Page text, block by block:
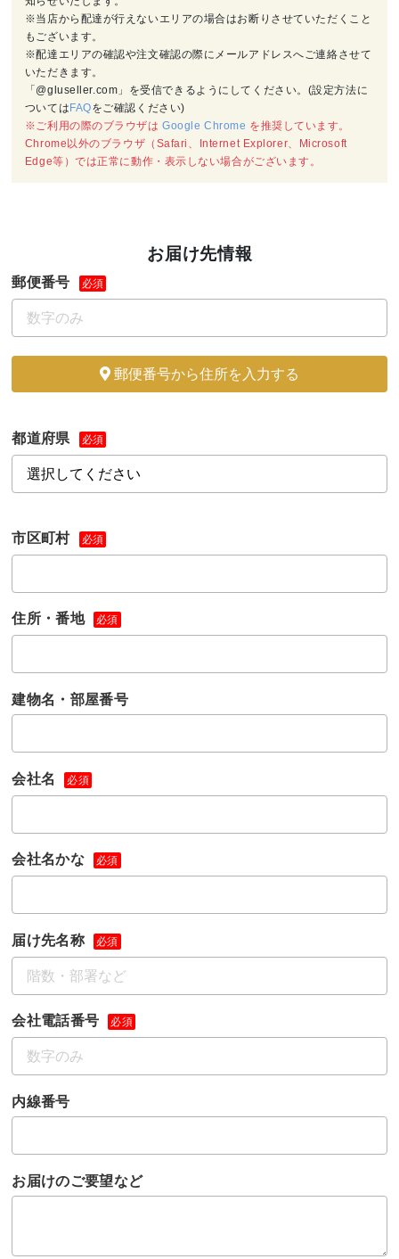
※当店から配達が行えないエリアの場合はお断りさせていただくこと
もございます。
※配達エリアの確認や注文確認の際にメールアドレスへご連絡させて
いただきます。
「@gluseller.com」を受信できるようにしてください。(設定方法に
ついては FAQをご確認ください)
※ご利用の際のブラウザはGoogle Chrome を推奨しています。
Chrome以外のブラウザ（Safari、Internet Explorer、Microsoft
Edge等）では正常に動作・表示しない場合がございます。
お届け先情報
郵便番号 必須
郵便番号から住所を入力する
都道府県 必須
市区町村 必須
住所・番地 必須
建物名・部屋番号
会社名 必須
会社名かな 必須
届け先名称 必須
会社電話番号 必須
内線番号
お届けのご要望など